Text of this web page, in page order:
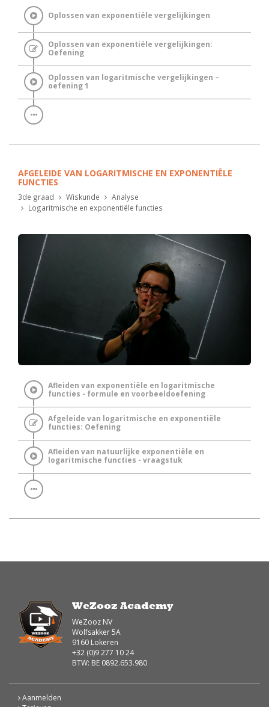
Oplossen van exponentiële vergelijkingen
Oplossen van exponentiële vergelijkingen:
Oefening
Oplossen van logaritmische vergelijkingen –
oefening 1
AFGELEIDE VAN LOGARITMISCHE EN EXPONENTIËLE
FUNCTIES
3de graad Wiskunde
Analyse
Logaritmische en exponentiële functies
Afleiden van exponentiële en logaritmische
functies - formule en voorbeeldoefening
Afgeleide van logaritmische en exponentiële
functies: Oefening
Afleiden van natuurlijke exponentiële en
logaritmische functies - vraagstuk
WeZooz Academy
WeZooz NV
Wolfsakker 5A
9160 Lokeren
+32 (0)9 277 10 24
BTW: BE 0892.653.980
Aanmelden